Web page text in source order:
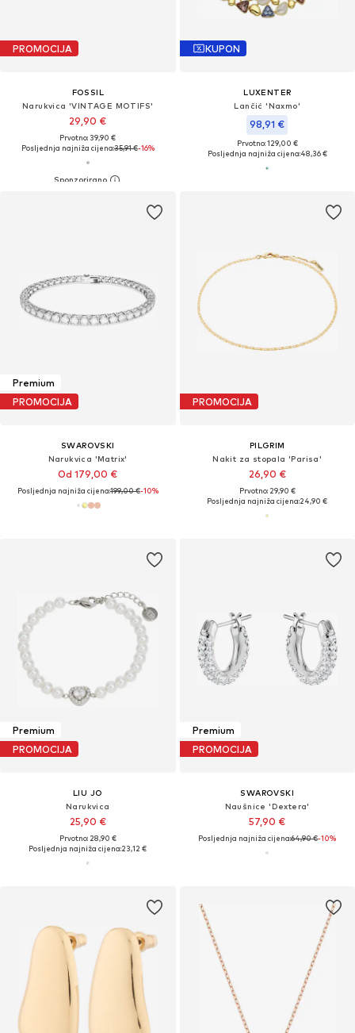
PROMOCIJA
FOSSIL
Narukvica 'VINTAGE MOTIFS'
29,90 €
Prvotno: 39,90 €
Posljednja najniža cijena:35,91 €-16%
KUPON
LUXENTER
Lančić 'Naxmo'
98,91 €
Prvotno: 129,00 €
Posljednja najniža cijena:48,36 €
Premium
PROMOCIJA
SWAROVSKI
Narukvica 'Matrix'
Od 179,00 €
Posljednja najniža cijena:199,00 €-10%
PROMOCIJA
PILGRIM
Nakit za stopala 'Parisa'
26,90 €
Prvotno: 29,90 €
Posljednja najniža cijena:24,90 €
Premium
PROMOCIJA
LIU JO
Narukvica
25,90 €
Prvotno: 28,90 €
Posljednja najniža cijena:23,12 €
Premium
PROMOCIJA
SWAROVSKI
Naušnice 'Dextera'
57,90 €
Posljednja najniža cijena:64,90 €-10%